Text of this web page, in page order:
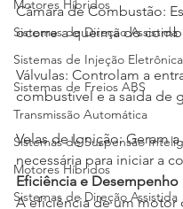
Motores Híbridos
Sistemas de Direção Assistida
Sistemas de Injeção Eletrônica
Sistemas de Freios ABS
Transmissão Automática
Sistemas de Suspensão
Motores Híbridos
Sistemas de Direção Assistida
Câmara de Combustão:
ocorre a queima do
Válvulas: Controlam a
combustível e a saída de
Velas de Ignição: Geram a
necessária para iniciar a
Eficiência e Desempenho
A eficiência de um motor